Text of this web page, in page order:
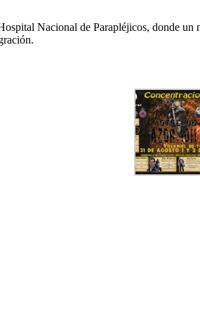
Nacional de Parapléjicos, donde un